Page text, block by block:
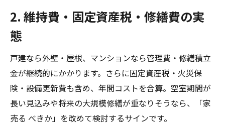
2. 維持費・固定資産税・修繕費の実
態
戸建なら外壁・屋根、マンションなら管理費・修繕積立
金が継続的にかかります。さらに固定資産税・火災保
険・設備更新費も含め、年間コストを合算。空室期間が
長い見込みや将来の大規模修繕が重なりそうなら、「家
売る べきか」を改めて検討するサインです。